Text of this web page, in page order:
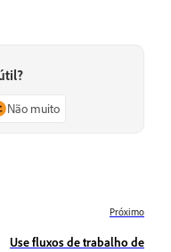
Não muito
Próximo
Use fluxos de trabalho de